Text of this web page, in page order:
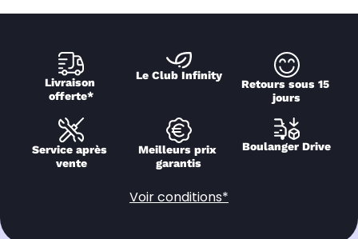
Livraison
offerte*
Le Club Infinity
Retours sous 15
jours
Service après
vente
Meilleurs prix
garantis
Boulanger Drive
Voir conditions*